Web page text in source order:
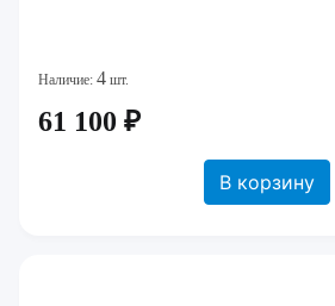
Наличие: 4 шт.
61 100 ₽
В корзину